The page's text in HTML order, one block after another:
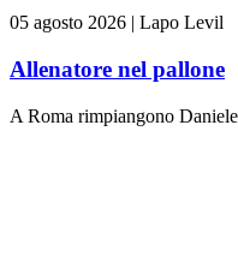
05 agosto 2026 | Lapo Levil
Allenatore nel pallone
A Roma rimpiangono